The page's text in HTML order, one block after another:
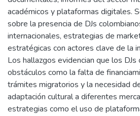
académicos y plataformas digitales.
sobre la presencia de DJs
internacionales, estrategias de
estratégicas con actores clave de la
Los hallazgos evidencian que los
obstáculos como la falta de
trámites migratorios y la necesidad
adaptación cultural a diferentes
estrategias como el uso de